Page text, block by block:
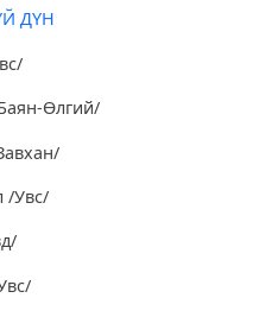
ДҮН
Өлгий/
/Увс/